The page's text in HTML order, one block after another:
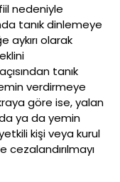
nedeniyle
tanık dinlemeye
aykırı olarak
tanık
verdirmeye
göre ise, yalan
ya da yemin
kişi veya kurul